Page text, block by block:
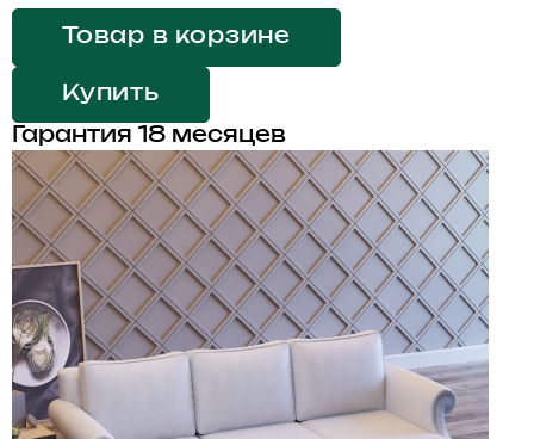
Товар в корзине
Купить
Гарантия 18 месяцев